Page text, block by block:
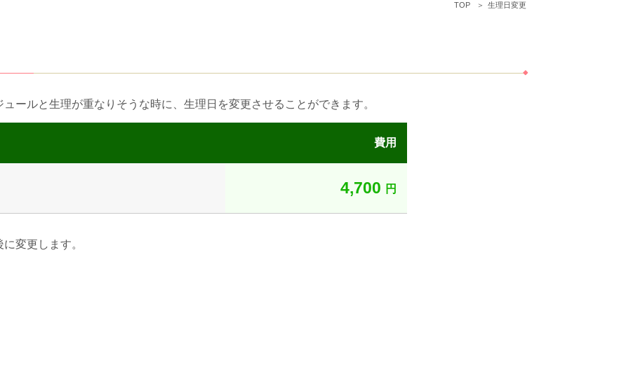
TOP 生理日変更
ールと生理が重なりそうな時に、生理日を変更させることができます。
費用
4,700 円
変更します。